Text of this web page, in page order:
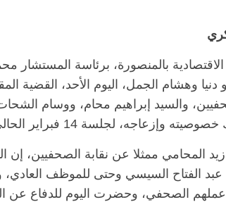
بالمنصورة، برئاسة
دنيا وهشام الجمل، اليوم الأحد، القضية
والسيد إبراهيم محام، ووسام
وإزعاجه، لجلسة 14 فبراير الحالي.
المحامي ممثلا عن نقابة الصحفيين، إن
الفتاح السيسي وحتى للموظف العادي،
الصحفي، وحضرت اليوم للدفاع عن